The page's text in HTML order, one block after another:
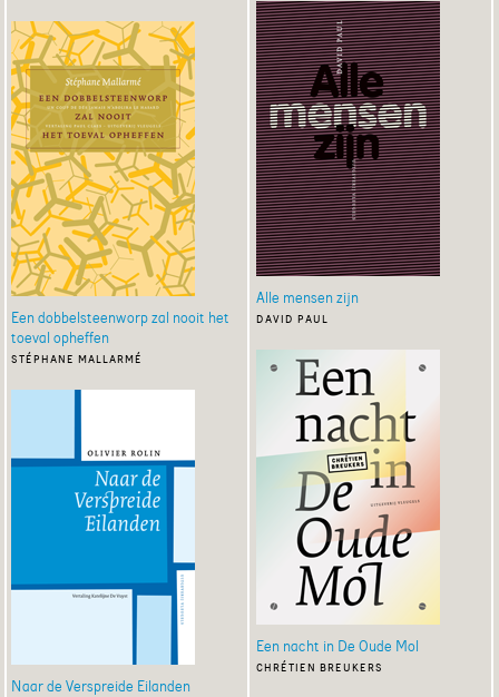
Een dobbelsteenworp zal nooit het
toeval opheffen
stéphane mallarmé
Naar de Verspreide Eilanden
Alle mensen zijn
david paul
Een nacht in De Oude Mol
chrétien breukers